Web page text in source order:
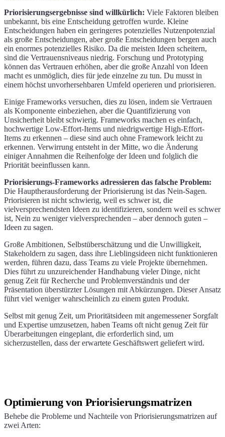
Priorisierungsergebnisse sind willkürlich: Viele Faktoren bleiben
unbekannt, bis eine Entscheidung getroffen wurde. Kleine
Entscheidungen haben ein geringeres potenzielles Nutzenpotenzial
als große Entscheidungen, aber große Entscheidungen bergen auch
ein enormes potenzielles Risiko. Da die meisten Ideen scheitern,
sind die Vertrauensniveaus niedrig. Forschung und Prototyping
können das Vertrauen erhöhen, aber die große Anzahl von Ideen
macht es unmöglich, dies für jede einzelne zu tun. Du musst in
einem höchst unvorhersehbaren Umfeld operieren und priorisieren.
Einige Frameworks versuchen, dies zu lösen, indem sie Vertrauen
als Komponente einbeziehen, aber die Quantifizierung von
Unsicherheit bleibt schwierig. Frameworks machen es einfach,
hochwertige Low-Effort-Items und niedrigwertige High-Effort-
Items zu erkennen – diese sind auch ohne Framework leicht zu
erkennen. Verwirrung entsteht in der Mitte, wo die Änderung
einiger Annahmen die Reihenfolge der Ideen und folglich die
Priorität beeinflussen kann.
Priorisierungs-Frameworks adressieren das falsche Problem:
Die Hauptherausforderung der Priorisierung ist das Nein-Sagen.
Priorisieren ist nicht schwierig, weil es schwer ist, die
vielversprechendsten Ideen zu identifizieren, sondern weil es schwer
ist, Nein zu weniger vielversprechenden – aber dennoch guten –
Ideen zu sagen.
Große Ambitionen, Selbstüberschätzung und die Unwilligkeit,
Stakeholdern zu sagen, dass ihre Lieblingsideen nicht funktionieren
werden, führen dazu, dass Teams zu viele Projekte übernehmen.
Dies führt zu unzureichender Handhabung vieler Dinge, nicht
genug Zeit für Recherche und Problemverständnis und der
Präsentation überstürzter Lösungen mit Abkürzungen. Dieser Ansatz
führt viel weniger wahrscheinlich zu einem guten Produkt.
Selbst mit genug Zeit, um Prioritätsideen mit angemessener Sorgfalt
und Expertise umzusetzen, haben Teams oft nicht genug Zeit für
Überarbeitungen eingeplant, die erforderlich sind, um
sicherzustellen, dass der erwartete Geschäftswert geliefert wird.
Optimierung von Priorisierungsmatrizen
Behebe die Probleme und Nachteile von Priorisierungsmatrizen auf
zwei Arten: